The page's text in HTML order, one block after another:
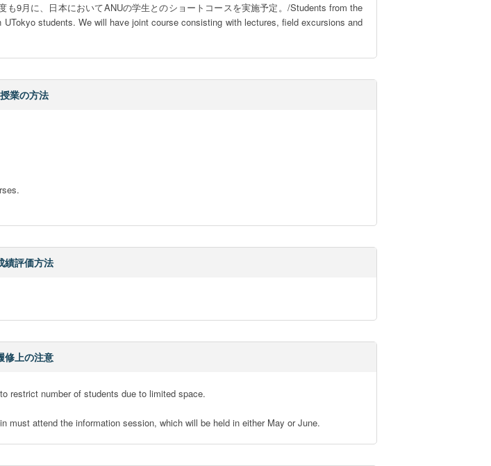
9月に、日本においてANUの学生とのショートコースを実施予定。/Students from the
students. We will have joint course consisting with lectures, field excursions and
授業の方法
績評価方法
修上の注意
restrict number of students due to limited space.
must attend the information session, which will be held in either May or June.